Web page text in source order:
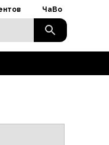
ЧаВо